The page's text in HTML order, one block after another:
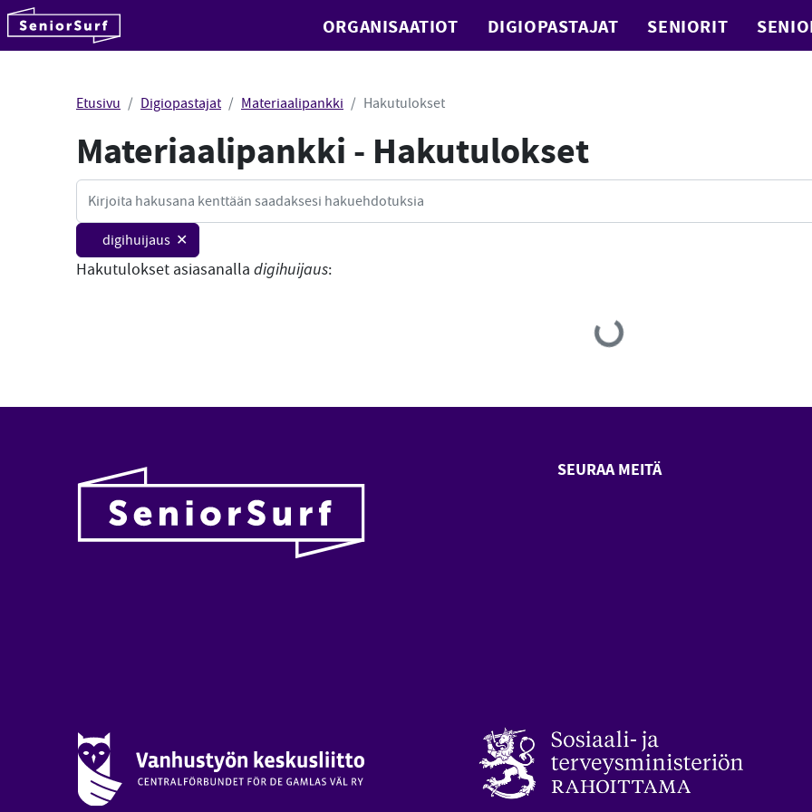
Hyppää sisältöön ORGANISAATIOT DIGIOPASTAJAT SENIORIT
Etusivu Digiopastajat Materiaalipankki Hakutulokset
Materiaalipankki - Hakutulokset
Haku
digihuijaus ✕
Hakutulokset asiasanalla digihuijaus:
Loading...
SEURAA MEITÄ
Vanhustyön keskusliitto (avautuu uuteen ikkunaan)